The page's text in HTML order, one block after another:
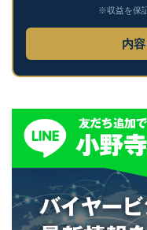
※収益を保
内